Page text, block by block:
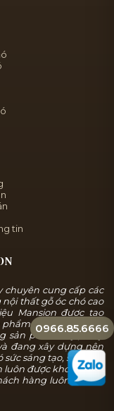
0966.85.6666
tin
chuyên cung cấp các
thất gỗ óc chó cao
Mansion được tạo
chúng tôi luôn
sản phẩm tuyệt mỹ
đang xây dựng nên
sáng tạo, sự năng
được khơi dậy và
hàng luôn là mục